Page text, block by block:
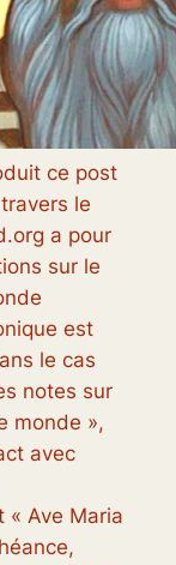
ce post
le
a pour
sur le
est
le cas
notes sur
monde »,
avec
« Ave Maria